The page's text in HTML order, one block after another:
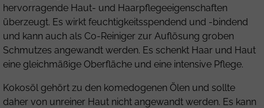
hervorragende Haut- und Haarpflegeeigenschaften
überzeugt. Es wirkt feuchtigkeitsspendend und -bindend
und kann auch als Co-Reiniger zur Auflösung groben
Schmutzes angewandt werden. Es schenkt Haar und Haut
eine gleichmäßige Oberfläche und eine intensive Pflege.
Kokosöl gehört zu den komedogenen Ölen und sollte
daher von unreiner Haut nicht angewandt werden. Es kann